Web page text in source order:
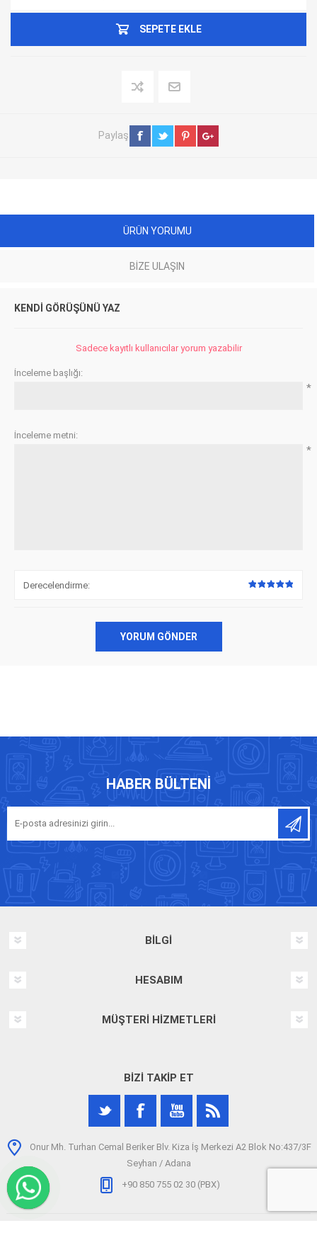
SEPETE EKLE
Paylaş
ÜRÜN YORUMU
BIZE ULAŞIN
KENDI GÖRÜŞÜNÜ YAZ
Sadece kayıtlı kullanıcılar yorum yazabilir
İnceleme başlığı:
*
İnceleme metni:
*
Derecelendirme:
YORUM GÖNDER
HABER BÜLTENI
BILGI
HESABIM
MÜŞTERI HIZMETLERI
BIZI TAKIP ET
Onur Mh. Turhan Cemal Beriker Blv. Kiza İş Merkezi A2 Blok No:437/3F
Seyhan / Adana
+90 850 755 02 30 (PBX)